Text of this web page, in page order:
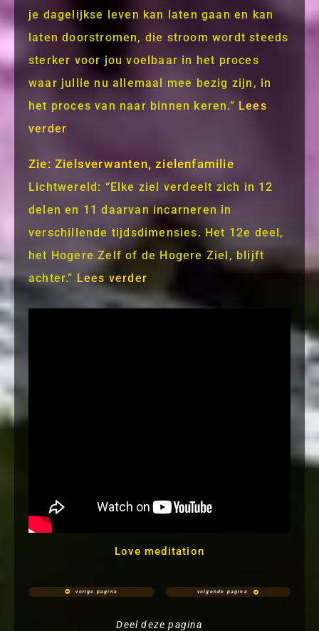
je dagelijkse leven kan laten gaan en kan
laten doorstromen, die stroom wordt steeds
sterker voor jou voelbaar in het proces
waar jullie nu allemaal mee bezig zijn, in
het proces van naar binnen keren.” Lees
verder
Zie: Zielsverwanten, zielenfamilie
Lichtwereld: “Elke ziel verdeelt zich in 12
delen en 11 daarvan incarneren in
verschillende tijdsdimensies. Het 12e deel,
het Hogere Zelf of de Hogere Ziel, blijft
achter.” Lees verder
Love meditation
vorige pagina volgende pagina
Deel deze pagina